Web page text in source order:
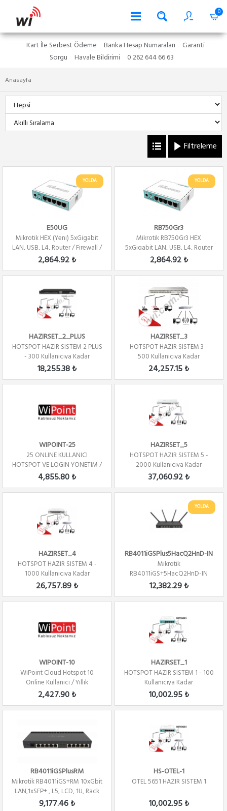
0
Kart İle Serbest Ödeme Banka Hesap Numaraları
Garanti
Sorgu
Havale Bildirimi 0 262 644 66 63
Anasayfa
Filtreleme
YOLDA
E50UG
Mikrotik HEX (Yeni) 5xGigabit
LAN, USB, L4, Router / Firewall /
H...
2,864.92 ₺
YOLDA
RB750Gr3
Mikrotik RB750Gr3 HEX
5xGigabit LAN, USB, L4, Router
/ Firewall / ...
2,864.92 ₺
HAZIRSET_2_PLUS
HOTSPOT HAZIR SISTEM 2 PLUS
- 300 Kullanıcıya Kadar
18,255.38 ₺
HAZIRSET_3
HOTSPOT HAZIR SISTEM 3 -
500 Kullanıcıya Kadar
24,257.15 ₺
WIPOINT-25
25 ONLINE KULLANICI
HOTSPOT VE LOGIN YONETIM /
YILLIK
4,855.80 ₺
HAZIRSET_5
HOTSPOT HAZIR SISTEM 5 -
2000 Kullanıcıya Kadar
37,060.92 ₺
HAZIRSET_4
HOTSPOT HAZIR SISTEM 4 -
1000 Kullanıcıya Kadar
26,757.89 ₺
YOLDA
RB4011iGSPlus5HacQ2HnD-IN
Mikrotik
RB4011iGS+5HacQ2HnD-IN
10xGbit LAN,1xSFP+ , L5, LCD,
12,382.29 ₺
WIPOINT-10
WiPoint Cloud Hotspot 10
Online Kullanıcı / Yıllık
2,427.90 ₺
HAZIRSET_1
HOTSPOT HAZIR SISTEM 1 - 100
Kullanıcıya Kadar
10,002.95 ₺
RB4011iGSPlusRM
Mikrotik RB4011iGS+RM 10xGbit
LAN,1xSFP+ , L5, LCD, 1U, Rack
Mount...
9,177.46 ₺
HS-OTEL-1
OTEL 5651 HAZIR SISTEM 1
10,002.95 ₺